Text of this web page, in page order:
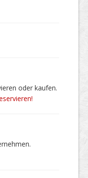
oder kaufen.